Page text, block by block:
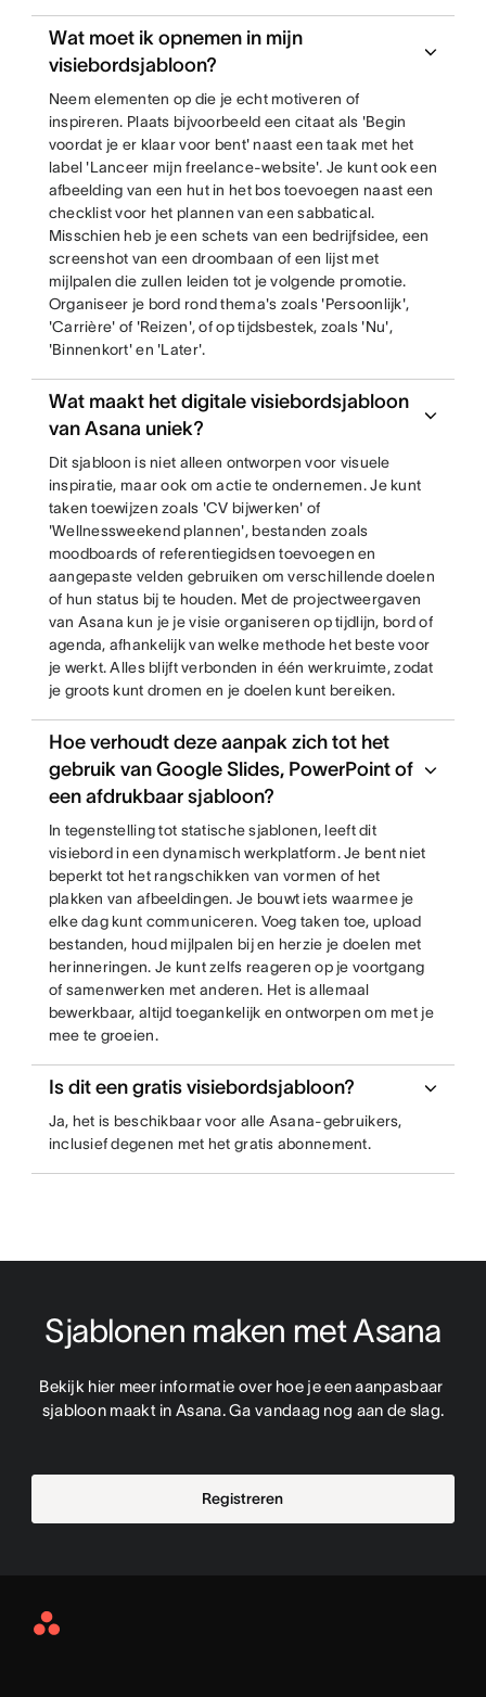
Wat moet ik opnemen in mijn
visiebordsjabloon?
Neem elementen op die je echt motiveren of
inspireren. Plaats bijvoorbeeld een citaat als 'Begin
voordat je er klaar voor bent' naast een taak met het
label 'Lanceer mijn freelance-website'. Je kunt ook een
afbeelding van een hut in het bos toevoegen naast een
checklist voor het plannen van een sabbatical.
Misschien heb je een schets van een bedrijfsidee, een
screenshot van een droombaan of een lijst met
mijlpalen die zullen leiden tot je volgende promotie.
Organiseer je bord rond thema's zoals 'Persoonlijk',
'Carrière' of 'Reizen', of op tijdsbestek, zoals 'Nu',
'Binnenkort' en 'Later'.
Wat maakt het digitale visiebordsjabloon
van Asana uniek?
Dit sjabloon is niet alleen ontworpen voor visuele
inspiratie, maar ook om actie te ondernemen. Je kunt
taken toewijzen zoals 'CV bijwerken' of
'Wellnessweekend plannen', bestanden zoals
moodboards of referentiegidsen toevoegen en
aangepaste velden gebruiken om verschillende doelen
of hun status bij te houden. Met de projectweergaven
van Asana kun je je visie organiseren op tijdlijn, bord of
agenda, afhankelijk van welke methode het beste voor
je werkt. Alles blijft verbonden in één werkruimte, zodat
je groots kunt dromen en je doelen kunt bereiken.
Hoe verhoudt deze aanpak zich tot het
gebruik van Google Slides, PowerPoint of
een afdrukbaar sjabloon?
In tegenstelling tot statische sjablonen, leeft dit
visiebord in een dynamisch werkplatform. Je bent niet
beperkt tot het rangschikken van vormen of het
plakken van afbeeldingen. Je bouwt iets waarmee je
elke dag kunt communiceren. Voeg taken toe, upload
bestanden, houd mijlpalen bij en herzie je doelen met
herinneringen. Je kunt zelfs reageren op je voortgang
of samenwerken met anderen. Het is allemaal
bewerkbaar, altijd toegankelijk en ontworpen om met je
mee te groeien.
Is dit een gratis visiebordsjabloon?
Ja, het is beschikbaar voor alle Asana-gebruikers,
inclusief degenen met het gratis abonnement.
Sjablonen maken met Asana
Bekijk hier meer informatie over hoe je een aanpasbaar
sjabloon maakt in Asana. Ga vandaag nog aan de slag.
Registreren
Asana